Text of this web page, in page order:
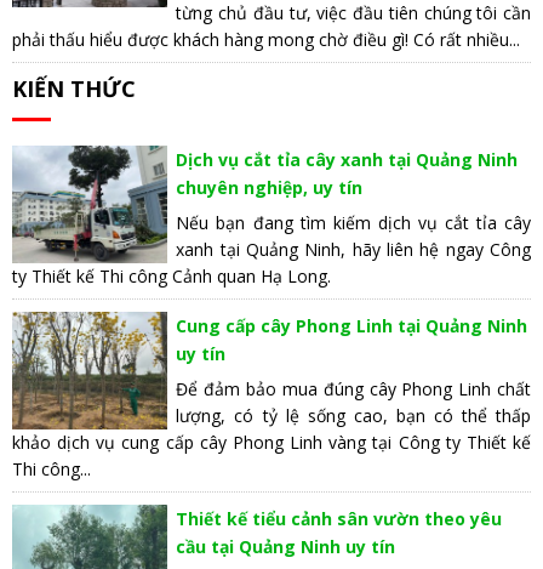
từng chủ đầu tư, việc đầu tiên chúng tôi cần
phải thấu hiểu được khách hàng mong chờ điều gì! Có rất nhiều...
KIẾN THỨC
Dịch vụ cắt tỉa cây xanh tại Quảng Ninh
chuyên nghiệp, uy tín
Nếu bạn đang tìm kiếm dịch vụ cắt tỉa cây
xanh tại Quảng Ninh, hãy liên hệ ngay Công
ty Thiết kế Thi công Cảnh quan Hạ Long.
Cung cấp cây Phong Linh tại Quảng Ninh
uy tín
Để đảm bảo mua đúng cây Phong Linh chất
lượng, có tỷ lệ sống cao, bạn có thể thấp
khảo dịch vụ cung cấp cây Phong Linh vàng tại Công ty Thiết kế
Thi công...
Thiết kế tiểu cảnh sân vườn theo yêu
cầu tại Quảng Ninh uy tín